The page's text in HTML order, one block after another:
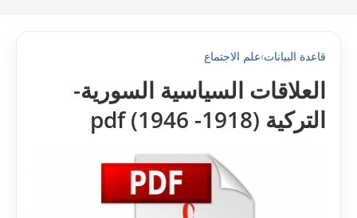
قاعدة البيانات›علم الاجتماع
العلاقات السياسية السورية-
التركية (1918- 1946) pdf